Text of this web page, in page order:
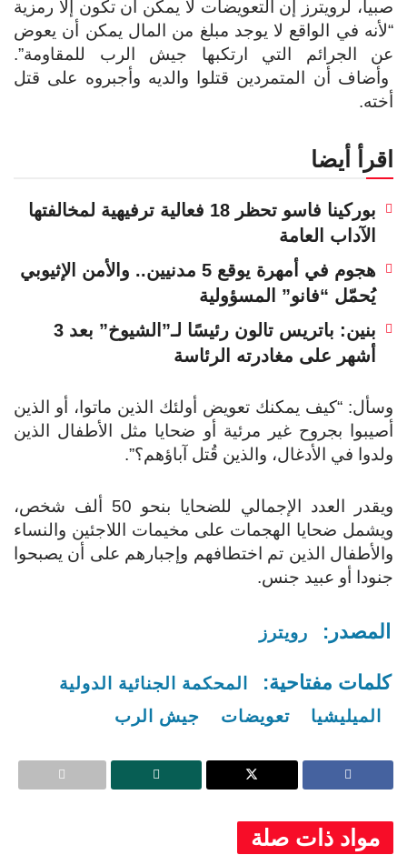
صبيا، لرويترز إن التعويضات لا يمكن أن تكون إلا رمزية
“لأنه في الواقع لا يوجد مبلغ من المال يمكن أن يعوض
عن الجرائم التي ارتكبها جيش الرب للمقاومة”.
وأضاف أن المتمردين قتلوا والديه وأجبروه على قتل
أخته.
اقرأ أيضا
بوركينا فاسو تحظر 18 فعالية ترفيهية لمخالفتها
الآداب العامة
هجوم في أمهرة يوقع 5 مدنيين.. والأمن الإثيوبي
يُحمّل “فانو” المسؤولية
بنين: باتريس تالون رئيسًا لـ”الشيوخ” بعد 3
أشهر على مغادرته الرئاسة
وسأل: “كيف يمكنك تعويض أولئك الذين ماتوا، أو الذين
أصيبوا بجروح غير مرئية أو ضحايا مثل الأطفال الذين
ولدوا في الأدغال، والذين قُتل آباؤهم؟”.
ويقدر العدد الإجمالي للضحايا بنحو 50 ألف شخص،
ويشمل ضحايا الهجمات على مخيمات اللاجئين والنساء
والأطفال الذين تم اختطافهم وإجبارهم على أن يصبحوا
جنودا أو عبيد جنس.
المصدر: رويترز
كلمات مفتاحية:
المحكمة الجنائية الدولية
الميليشيا
تعويضات جيش الرب
مواد ذات صلة